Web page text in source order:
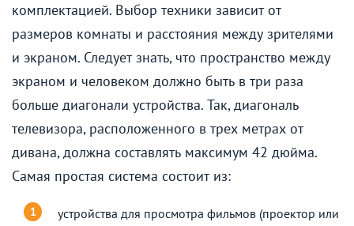
комплектацией. Выбор техники зависит от
размеров комнаты и расстояния между зрителями
и экраном. Следует знать, что пространство между
экраном и человеком должно быть в три раза
больше диагонали устройства. Так, диагональ
телевизора, расположенного в трех метрах от
дивана, должна составлять максимум 42 дюйма.
Самая простая система состоит из:
устройства для просмотра фильмов (проектор или